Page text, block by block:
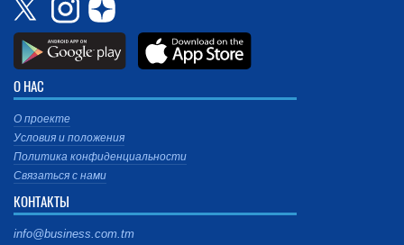
О НАС
О проекте
Условия и положения
Политика конфиденциальности
Связаться с нами
КОНТАКТЫ
info@business.com.tm